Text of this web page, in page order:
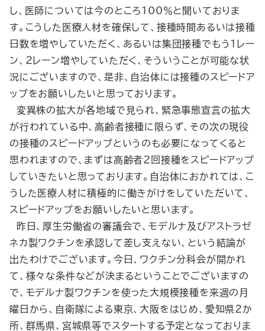
し、医師については今のところ100％と聞いておりま
す。こうした医療人材を確保して、接種時間あるいは接種
日数を増やしていただく、あるいは集団接種でもう１レー
ン、２レーン増やしていただく、そういうことが可能な状
況にございますので、是非、自治体には接種のスピードア
ップをお願いしたいと思っております。
変異株の拡大が各地域で見られ、緊急事態宣言の拡大
が行われている中、高齢者接種に限らず、その次の現役
の接種のスピードアップというのも必要になってくると
思われますので、まずは高齢者２回接種をスピードアップ
していきたいと思っております。自治体におかれては、こ
うした医療人材に積極的に働きがけをしていただいて、
スピードアップをお願いしたいと思います。
昨日、厚生労働省の審議会で、モデルナ及びアストラゼ
ネカ製ワクチンを承認して差し支えない、という結論が
出たわけでございます。今日、ワクチン分科会が開かれ
て、様々な条件などが決まるということでございますの
で、モデルナ製ワクチンを使った大規模接種を来週の月
曜日から、自衛隊による東京、大阪をはじめ、愛知県２か
所、群馬県、宮城県等でスタートする予定となっておりま